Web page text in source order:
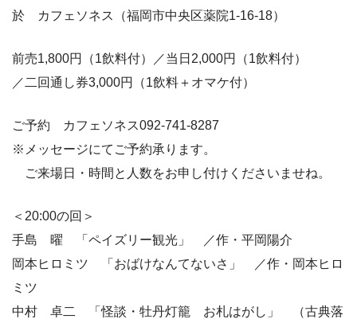
於 カフェソネス（福岡市中央区薬院1-16-18）
前売1,800円（1飲料付）／当日2,000円（1飲料付）
／二回通し券3,000円（1飲料＋オマケ付）
ご予約 カフェソネス092-741-8287
※メッセージにてご予約承ります。
ご来場日・時間と人数をお申し付けくださいませね。
＜20:00の回＞
手島 曜 「ペイズリー観光」 ／作・平岡陽介
岡本ヒロミツ 「おばけなんてないさ」 ／作・岡本ヒロ
ミツ
中村 卓二 「怪談・牡丹灯籠 お札はがし」 （古典落